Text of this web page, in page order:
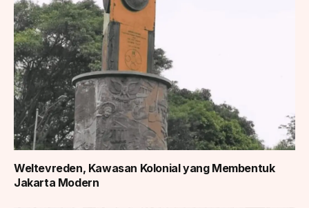
Weltevreden, Kawasan Kolonial yang Membentuk
Jakarta Modern